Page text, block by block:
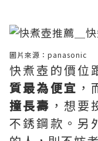
圖片來源： panasonic
快煮壺的價位
質最為便宜 ，
撞長壽 ，想
不銹鋼款。另